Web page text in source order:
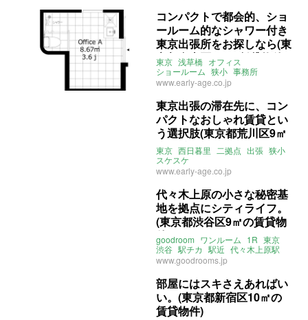
コンパクトで都会的、ショ
ールーム的なシャワー付き
東京出張所をお探しなら(東
京都台東区8㎡の賃貸物件)
東京 浅草橋 オフィス
ショールーム 狭小 事務所
www.early-age.co.jp
東京出張の滞在先に、コン
パクトなおしゃれ賃貸とい
う選択肢(東京都荒川区9㎡
の賃貸物件)
東京 西日暮里 二拠点 出張 狭小
スケスケ
www.early-age.co.jp
代々木上原の小さな秘密基
地を拠点にシティライフ。
(東京都渋谷区9㎡の賃貸物
件)
goodroom ワンルーム 1R 東京
渋谷 駅チカ 駅近 代々木上原駅
代々木八幡駅 代々木公園駅
洗濯乾燥機
www.goodrooms.jp
部屋にはスキさえあればい
い。(東京都新宿区10㎡の
賃貸物件)